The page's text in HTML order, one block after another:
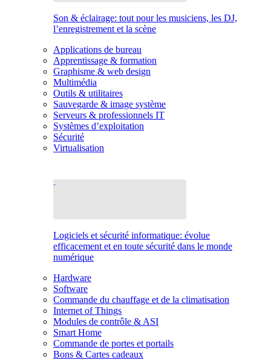
Son & éclairage: tout pour les musiciens, les DJ,
l’enregistrement et la scène
Applications de bureau
Apprentissage & formation
Graphisme & web design
Multimédia
Outils & utilitaires
Sauvegarde & image système
Serveurs & professionnels IT
Systèmes d’exploitation
Sécurité
Virtualisation
Logiciels et sécurité informatique: évolue
efficacement et en toute sécurité dans le monde
numérique
Hardware
Software
Commande du chauffage et de la climatisation
Internet of Things
Modules de contrôle & ASI
Smart Home
Commande de portes et portails
Bons & Cartes cadeaux